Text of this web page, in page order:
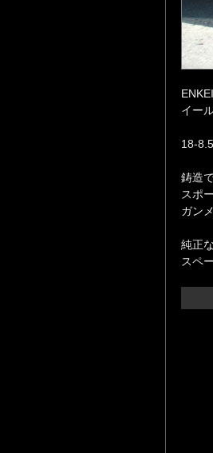
イー
18-
鋳造
スポ
ガン
純正
スペ